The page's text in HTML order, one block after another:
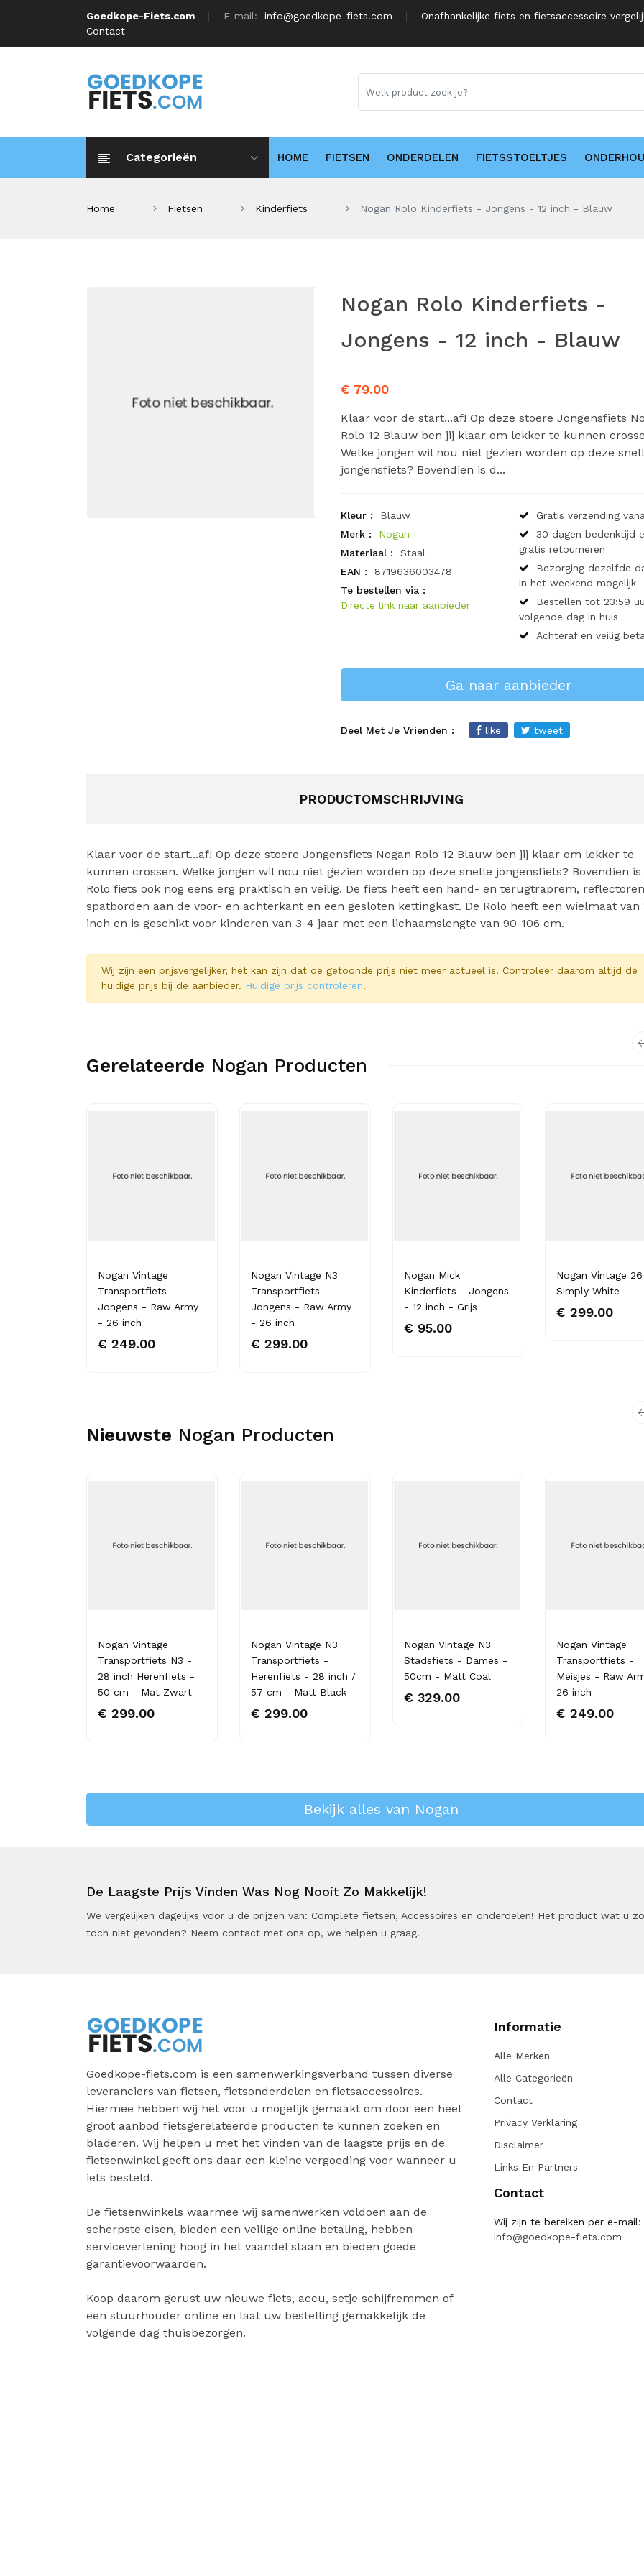
Goedkope-Fiets.com E-mail: info@goedkope-fiets.com
Onafhankelijke fiets en fietsaccessoire
Contact
Categorieën HOME FIETSEN ONDERDELEN FIETSSTOELTJES
Home Fietsen Kinderfiets Nogan Rolo Kinderfiets - Jongens - 12 inch - Blauw
Nogan Rolo Kinderfiets -
Jongens - 12 inch - Blauw
€ 79.00
Klaar voor de start...af! Op deze stoere Jongensfiets
Rolo 12 Blauw ben jij klaar om lekker te kunnen
Welke jongen wil nou niet gezien worden op deze
jongensfiets? Bovendien is d...
Kleur :
Blauw
Merk :
Nogan
Materiaal :
Staal
EAN :
8719636003478
Te bestellen via :
Directe link naar aanbieder
Gratis verzending
30 dagen bedenktijd
gratis retourneren
Bezorging dezelfde
in het weekend mogelijk
Bestellen tot 23:59
volgende dag in huis
Achteraf en veilig
Ga naar aanbieder
Deel Met Je Vrienden : like tweet
PRODUCTOMSCHRIJVING
Klaar voor de start...af! Op deze stoere Jongensfiets Nogan Rolo 12 Blauw ben jij klaar om lekker te
kunnen crossen. Welke jongen wil nou niet gezien worden op deze snelle jongensfiets? Bovendien is
Rolo fiets ook nog eens erg praktisch en veilig. De fiets heeft een hand- en terugtraprem,
spatborden aan de voor- en achterkant en een gesloten kettingkast. De Rolo heeft een wielmaat van
inch en is geschikt voor kinderen van 3-4 jaar met een lichaamslengte van 90-106 cm.
Wij zijn een prijsvergelijker, het kan zijn dat de getoonde prijs niet meer actueel is. Controleer daarom altijd de
huidige prijs bij de aanbieder. Huidige prijs controleren.
Gerelateerde Nogan Producten
Nogan Vintage
Transportfiets -
Jongens - Raw Army
- 26 inch
€ 249.00
Nogan Vintage N3
Transportfiets -
Jongens - Raw Army
- 26 inch
€ 299.00
Nogan Mick
Kinderfiets - Jongens
- 12 inch - Grijs
€ 95.00
Nogan Vintage 26
Simply White
€ 299.00
Nieuwste Nogan Producten
Nogan Vintage
Transportfiets N3 -
28 inch Herenfiets -
50 cm - Mat Zwart
€ 299.00
Nogan Vintage N3
Transportfiets -
Herenfiets - 28 inch /
57 cm - Matt Black
€ 299.00
Nogan Vintage N3
Stadsfiets - Dames -
50cm - Matt Coal
€ 329.00
Nogan Vintage
Transportfiets -
Meisjes - Raw
26 inch
€ 249.00
Bekijk alles van Nogan
De Laagste Prijs Vinden Was Nog Nooit Zo Makkelijk!
We vergelijken dagelijks voor u de prijzen van: Complete fietsen, Accessoires en onderdelen! Het product wat u
toch niet gevonden? Neem contact met ons op, we helpen u graag.
Goedkope-fiets.com is een samenwerkingsverband tussen diverse
leveranciers van fietsen, fietsonderdelen en fietsaccessoires.
Hiermee hebben wij het voor u mogelijk gemaakt om door een heel
groot aanbod fietsgerelateerde producten te kunnen zoeken en
bladeren. Wij helpen u met het vinden van de laagste prijs en de
fietsenwinkel geeft ons daar een kleine vergoeding voor wanneer u
iets besteld.
De fietsenwinkels waarmee wij samenwerken voldoen aan de
scherpste eisen, bieden een veilige online betaling, hebben
serviceverlening hoog in het vaandel staan en bieden goede
garantievoorwaarden.
Koop daarom gerust uw nieuwe fiets, accu, setje schijfremmen of
een stuurhouder online en laat uw bestelling gemakkelijk de
volgende dag thuisbezorgen.
Informatie
Alle Merken
Alle Categorieën
Contact
Privacy Verklaring
Disclaimer
Links En Partners
Contact
Wij zijn te bereiken per e-mail:
info@goedkope-fiets.com